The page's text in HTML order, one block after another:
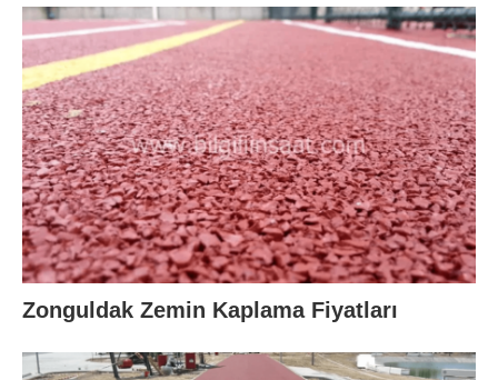
Zonguldak Zemin Kaplama Fiyatları